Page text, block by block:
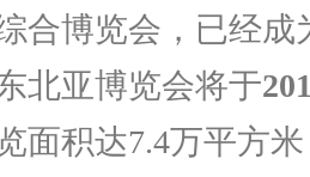
合博览会，已经
北亚博览会将于
面积达7.4万平方